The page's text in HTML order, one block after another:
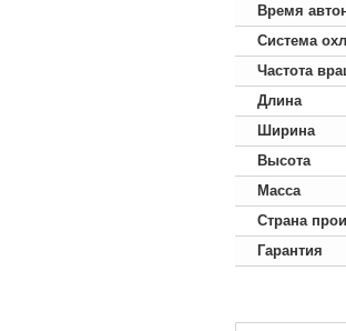
Время
Система
Частота
Длина
Ширина
Высота
Масса
Страна
Гарантия